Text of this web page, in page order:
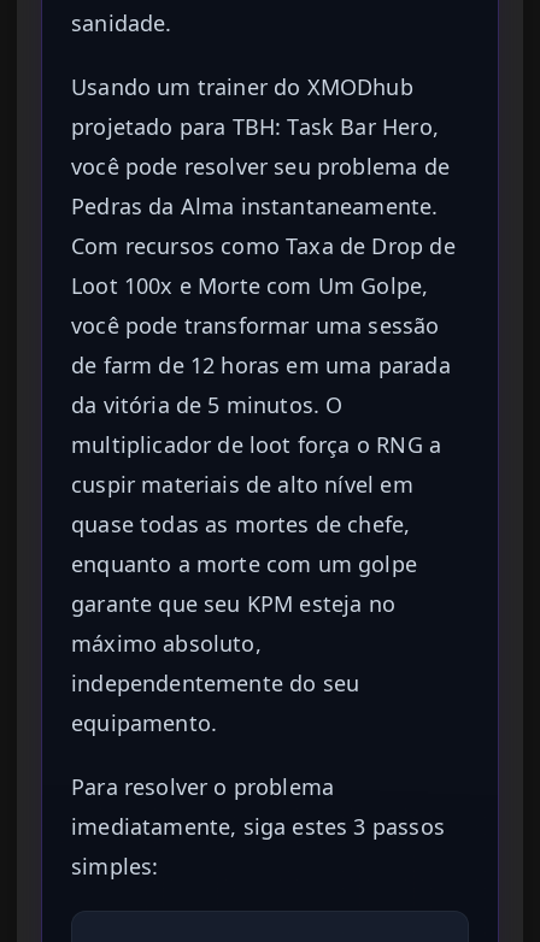
sanidade.
Usando um trainer do XMODhub
projetado para TBH: Task Bar Hero,
você pode resolver seu problema de
Pedras da Alma instantaneamente.
Com recursos como Taxa de Drop de
Loot 100x e Morte com Um Golpe,
você pode transformar uma sessão
de farm de 12 horas em uma parada
da vitória de 5 minutos. O
multiplicador de loot força o RNG a
cuspir materiais de alto nível em
quase todas as mortes de chefe,
enquanto a morte com um golpe
garante que seu KPM esteja no
máximo absoluto,
independentemente do seu
equipamento.
Para resolver o problema
imediatamente, siga estes 3 passos
simples: